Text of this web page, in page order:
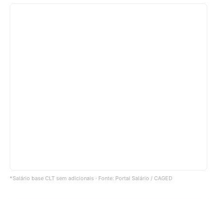
*Salário base CLT sem adicionais · Fonte: Portal Salário / CAGED